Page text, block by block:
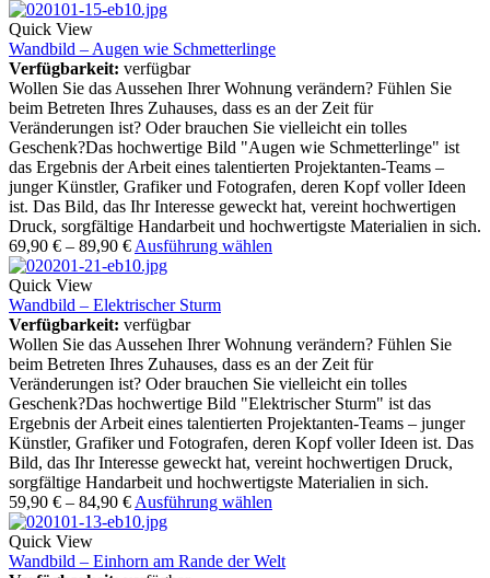
Quick View
Wandbild – Augen wie Schmetterlinge
Verfügbarkeit: verfügbar
Wollen Sie das Aussehen Ihrer Wohnung verändern? Fühlen Sie
beim Betreten Ihres Zuhauses, dass es an der Zeit für
Veränderungen ist? Oder brauchen Sie vielleicht ein tolles
Geschenk?Das hochwertige Bild "Augen wie Schmetterlinge" ist
das Ergebnis der Arbeit eines talentierten Projektanten-Teams –
junger Künstler, Grafiker und Fotografen, deren Kopf voller Ideen
ist. Das Bild, das Ihr Interesse geweckt hat, vereint hochwertigen
Druck, sorgfältige Handarbeit und hochwertigste Materialien in sich.
69,90 € – 89,90 € Ausführung wählen
Quick View
Wandbild – Elektrischer Sturm
Verfügbarkeit: verfügbar
Wollen Sie das Aussehen Ihrer Wohnung verändern? Fühlen Sie
beim Betreten Ihres Zuhauses, dass es an der Zeit für
Veränderungen ist? Oder brauchen Sie vielleicht ein tolles
Geschenk?Das hochwertige Bild "Elektrischer Sturm" ist das
Ergebnis der Arbeit eines talentierten Projektanten-Teams – junger
Künstler, Grafiker und Fotografen, deren Kopf voller Ideen ist. Das
Bild, das Ihr Interesse geweckt hat, vereint hochwertigen Druck,
sorgfältige Handarbeit und hochwertigste Materialien in sich.
59,90 € – 84,90 € Ausführung wählen
Quick View
Wandbild – Einhorn am Rande der Welt